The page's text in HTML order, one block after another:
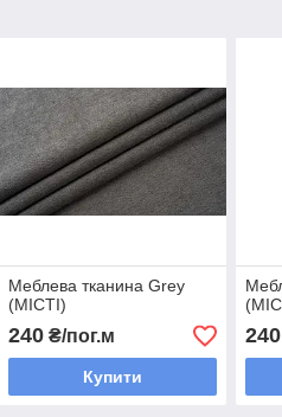
Меблева тканина Grey
(МІСТІ)
240₴/пог.м
Купити
240